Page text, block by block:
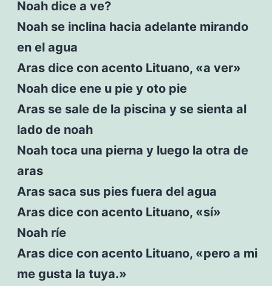
Noah dice a ve?
Noah se inclina hacia adelante mirando
en el agua
Aras dice con acento Lituano, «a ver»
Noah dice ene u pie y oto pie
Aras se sale de la piscina y se sienta al
lado de noah
Noah toca una pierna y luego la otra de
aras
Aras saca sus pies fuera del agua
Aras dice con acento Lituano, «sí»
Noah ríe
Aras dice con acento Lituano, «pero a mi
me gusta la tuya.»